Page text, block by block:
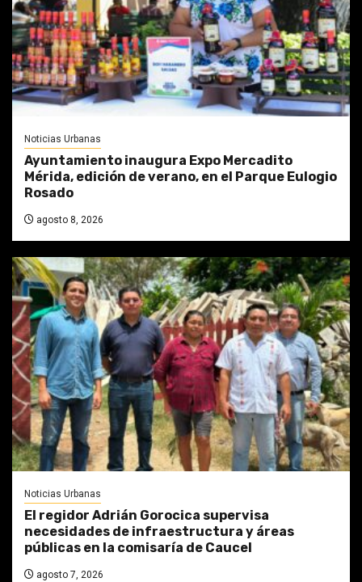
Noticias Urbanas
Ayuntamiento inaugura Expo Mercadito
Mérida, edición de verano, en el Parque Eulogio
Rosado
agosto 8, 2026
Noticias Urbanas
El regidor Adrián Gorocica supervisa
necesidades de infraestructura y áreas
públicas en la comisaría de Caucel
agosto 7, 2026